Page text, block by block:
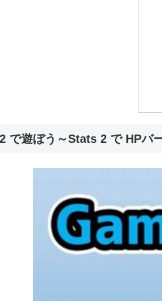
で遊ぼう～Stats 2 で HPバ